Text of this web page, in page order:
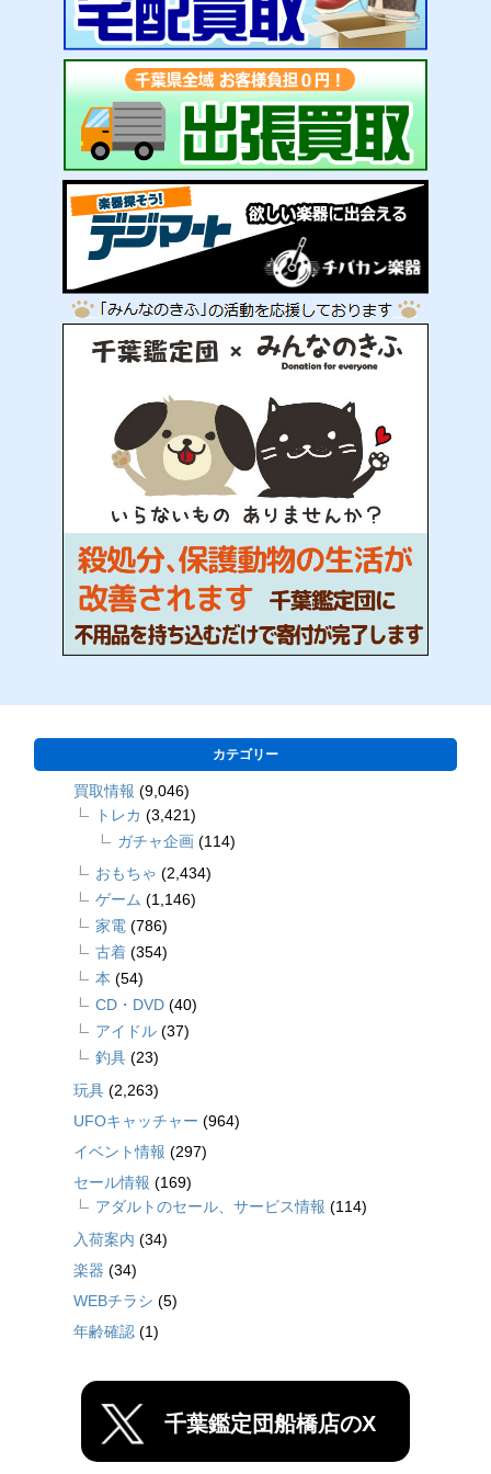
カテゴリー
買取情報 (9,046)
トレカ (3,421)
ガチャ企画 (114)
おもちゃ (2,434)
ゲーム (1,146)
家電 (786)
古着 (354)
本 (54)
CD・DVD (40)
アイドル (37)
釣具 (23)
玩具 (2,263)
UFOキャッチャー (964)
イベント情報 (297)
セール情報 (169)
アダルトのセール、サービス情報 (114)
入荷案内 (34)
楽器 (34)
WEBチラシ (5)
年齢確認 (1)
千葉鑑定団船橋店のX